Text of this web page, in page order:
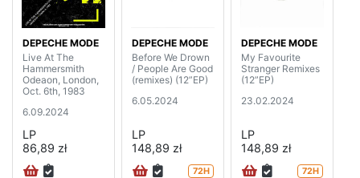
DEPECHE MODE
Live At The
Hammersmith
Odeaon, London,
Oct. 6th, 1983
6.09.2024
LP
86,89 zł
DEPECHE MODE
Before We Drown
/ People Are Good
(remixes) (12”EP)
6.05.2024
LP
148,89 zł
72H
DEPECHE MODE
My Favourite
Stranger Remixes
(12”EP)
23.02.2024
LP
148,89 zł
72H